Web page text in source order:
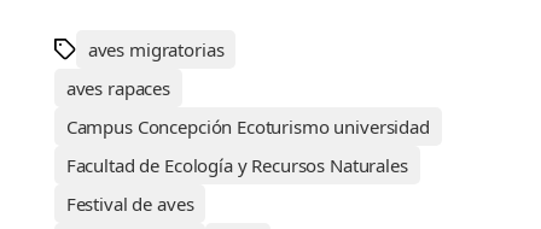
aves migratorias
aves rapaces
Campus Concepción Ecoturismo universidad
Facultad de Ecología y Recursos Naturales
Festival de aves